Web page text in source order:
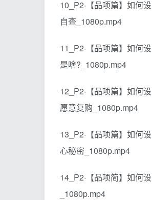
10_P2·【品项篇】如何
自查_1080p.mp4
11_P2·【品项篇】如何
是啥?_1080p.mp4
12_P2·【品项篇】如何
愿意复购_1080p.mp4
13_P2·【品项篇】如何
心秘密_1080p.mp4
14_P2·【品项简】如何
_1080p.mp4